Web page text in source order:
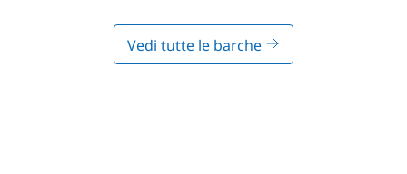
Vedi tutte le barche